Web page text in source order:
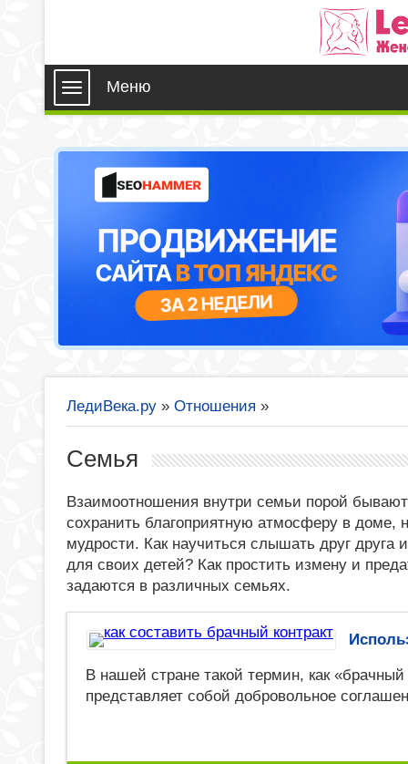
Меню
ЛедиВека.ру » Отношения »
Семья
Взаимоотношения внутри семьи порой
сохранить благоприятную атмосферу в
мудрости. Как научиться слышать друг друга
для своих детей? Как простить измену и
задаются в различных семьях.
В нашей стране такой термин, как
представляет собой добровольное